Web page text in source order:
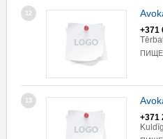
12
+371
13
+371